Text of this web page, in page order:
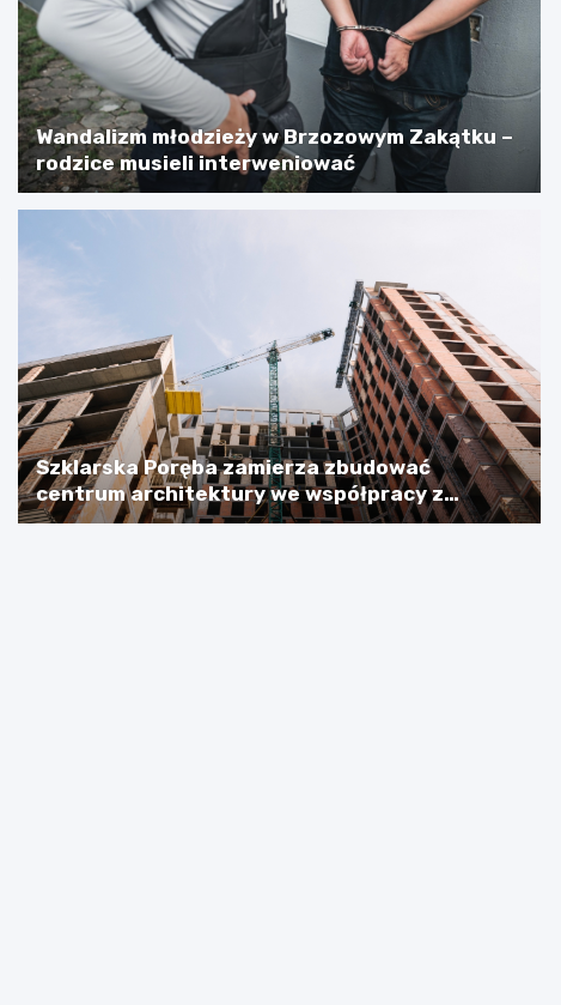
Wandalizm młodzieży w Brzozowym Zakątku –
rodzice musieli interweniować
Szklarska Poręba zamierza zbudować
centrum architektury we współpracy z
Niemcami, licząc na dotację w wysokości